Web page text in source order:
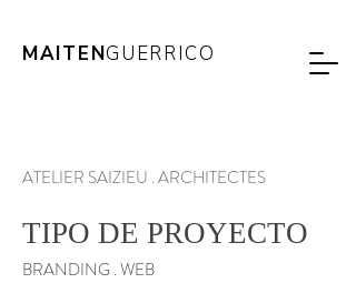
MAITENGUERRICO
ATELIER SAIZIEU . ARCHITECTES
TIPO DE PROYECTO
BRANDING . WEB